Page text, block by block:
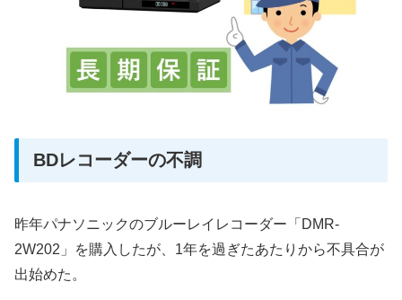
BDレコーダーの不調
昨年パナソニックのブルーレイレコーダー「DMR-
2W202」を購入したが、1年を過ぎたあたりから不具合が
出始めた。